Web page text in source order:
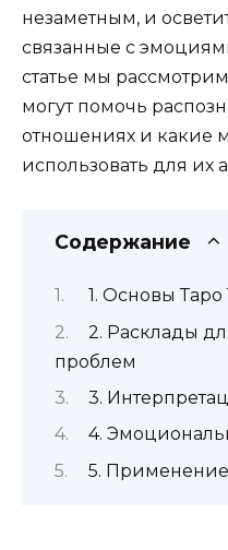
незаметным, и
связанные с
статье мы
могут помочь
отношениях и какие
использовать для их
Содержание
1. Основы Таро
2. Расклады
проблем
3.
4.
5. Применение